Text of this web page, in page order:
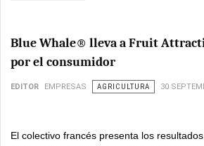
Blue Whale® lleva a Fruit
por el consumidor
EDITOR EMPRESAS AGRICULTURA 30
El colectivo francés presenta los